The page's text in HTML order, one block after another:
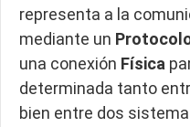
representa a la
mediante un
una conexión Física
determinada tanto
bien entre dos